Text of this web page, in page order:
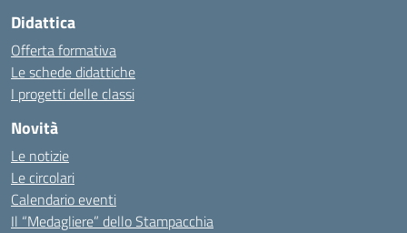
Didattica
Offerta formativa
Le schede didattiche
I progetti delle classi
Novità
Le notizie
Le circolari
Calendario eventi
Il “Medagliere” dello Stampacchia